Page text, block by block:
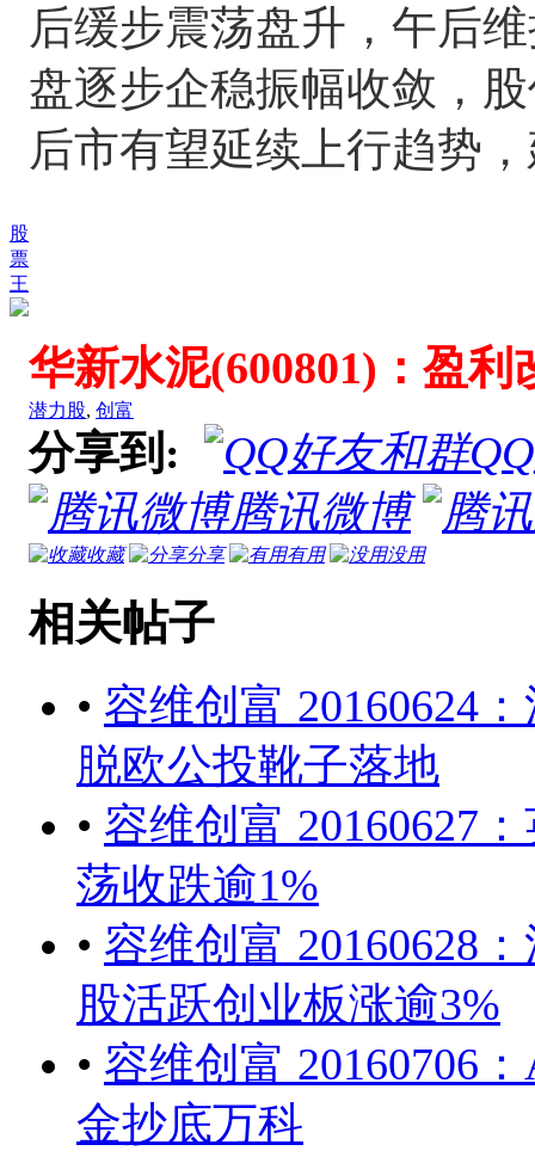
股
票
王
后缓步震荡盘升，午后
盘逐步企稳振幅收敛，
后市有望延续上行趋势
华新水泥(600801)：盈
潜力股, 创富
分享到:
腾讯微博
收藏 分享 有用 没用
相关帖子
• 容维创富 20160624
脱欧公投靴子落地
• 容维创富 20160627
荡收跌逾1%
• 容维创富 20160628
股活跃创业板涨逾3%
• 容维创富 20160706
金抄底万科